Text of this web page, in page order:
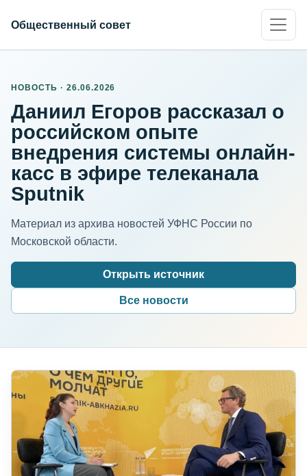
Общественный совет
НОВОСТЬ · 26.06.2026
Даниил Егоров рассказал о
российском опыте
внедрения системы онлайн-
касс в эфире телеканала
Sputnik
Материал из архива новостей УФНС России по
Московской области.
Открыть источник
Все новости